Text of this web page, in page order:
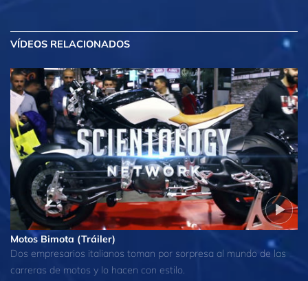
VÍDEOS RELACIONADOS
Motos Bimota (Tráiler)
Dos empresarios italianos toman por sorpresa al mundo de las
carreras de motos y lo hacen con estilo.